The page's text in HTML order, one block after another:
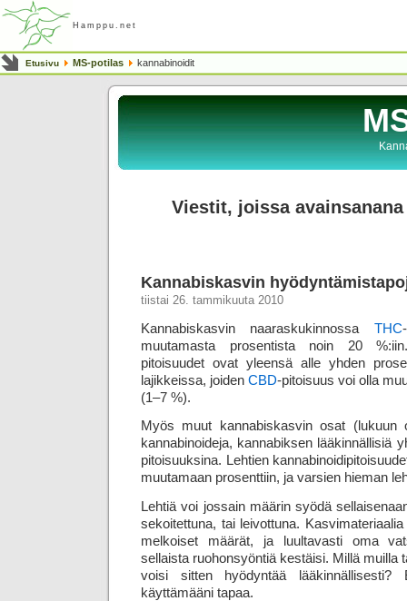
Hamppu.net
Etusivu MS-potilas kannabinoidit
Viestit, joissa avainsanana
Kannabiskasvin
tiistai 26. tammikuuta 2010
Kannabiskasvin naaraskukinnossa THC
muutamasta prosentista noin 20
pitoisuudet ovat yleensä alle yhden
lajikkeissa, joiden CBD-pitoisuus voi olla
(1–7 %).
Myös muut kannabiskasvin osat (lukuun
kannabinoideja, kannabiksen lääkinnällisiä
pitoisuuksina. Lehtien
muutamaan prosenttiin, ja varsien hieman
Lehtiä voi jossain määrin syödä
sekoitettuna, tai leivottuna.
melkoiset määrät, ja luultavasti oma
sellaista ruohon­syöntiä kestäisi. Millä muilla
voisi sitten hyödyntää
käyttämääni tapaa.